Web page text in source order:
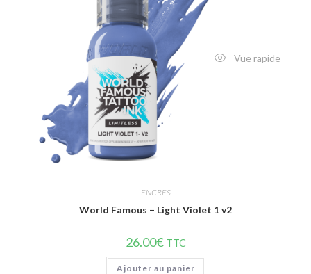
Vue rapide
ENCRES
World Famous – Light Violet 1 v2
26.00€ TTC
Ajouter au panier